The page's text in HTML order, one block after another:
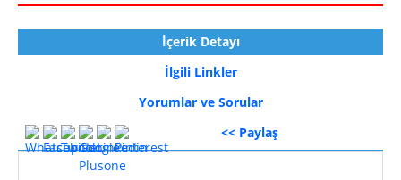
İçerik Detayı
İlgili Linkler
Yorumlar ve Sorular
<< Paylaş